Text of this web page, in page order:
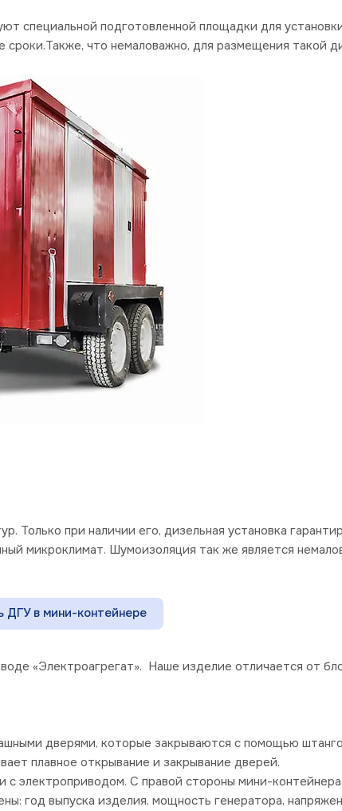
специальной подготовленной площадки для
что немаловажно, для размещения такой
при наличии его, дизельная установка
микроклимат. Шумоизоляция так же является
ДГУ в мини-контейнере
«Электроагрегат». Наше изделие отличается от
дверями, которые закрываются с помощью
плавное открывание и закрывание дверей.
С правой стороны мини-контейнера,
год выпуска изделия, мощность генератора,